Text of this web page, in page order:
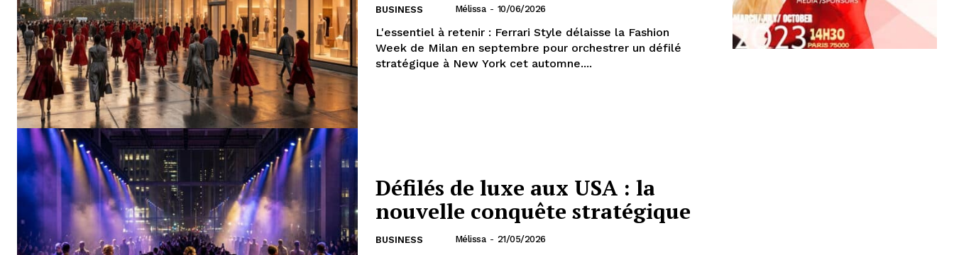
BUSINESS Mélissa - 10/06/2026
L'essentiel à retenir : Ferrari Style délaisse la Fashion
Week de Milan en septembre pour orchestrer un défilé
stratégique à New York cet automne....
Défilés de luxe aux USA : la
nouvelle conquête stratégique
BUSINESS Mélissa - 21/05/2026